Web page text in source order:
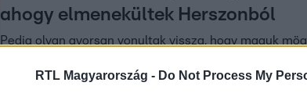
RTL Magyarország - Do Not Process My
ahogy elmenekültek Herszonból
Pedig olyan gyorsan vonultak vissza, hogy maguk